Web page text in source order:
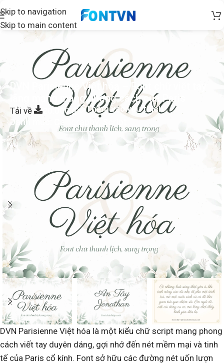
Skip to navigation
Skip to main content
DVN Parisienne Việt hóa – Font chữ viết tay
lãng mạng mang phong cách của Paris
Tải về 20.000₫ Thêm vào yêu thích
Danh mục:
DVN Parisienne Việt hóa là một kiểu chữ script mang phong
cách viết tay duyên dáng, gợi nhớ đến nét mềm mại và tinh
tế của Paris cổ kính. Font sở hữu các đường nét uốn lượn